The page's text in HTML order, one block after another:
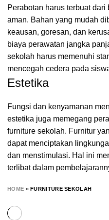
Perabotan harus terbuat dari
aman. Bahan yang mudah
keausan, goresan, dan
biaya perawatan jangka
sekolah harus memenuhi
mencegah cedera pada
Estetika
Fungsi dan kenyamanan
estetika juga memegang
furniture sekolah. Furnitur
dapat menciptakan
dan menstimulasi. Hal ini
terlibat dalam
HOME »FURNITURE SEKOLAH